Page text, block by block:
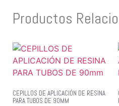
Productos
CEPILLOS DE APLICACIÓN DE RESINA
PARA TUBOS DE 90MM